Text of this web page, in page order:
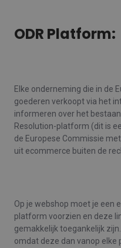
ODR Platform:
Elke onderneming die in de
goederen verkoopt via het
informeren over het
Resolution-platform (dit is
de Europese Commissie
uit ecommerce buiten de
Op je webshop moet je een
platform voorzien en deze
gemakkelijk toegankelijk
omdat deze dan vanop elke